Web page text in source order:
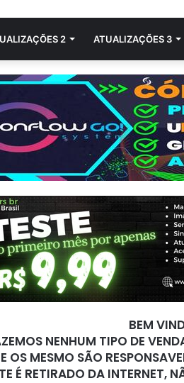
2 ATUALIZAÇÕES 3
BEM
NENHUM TIPO DE
E OS MESMO SÃO
É RETIRADO DA INTERNET,